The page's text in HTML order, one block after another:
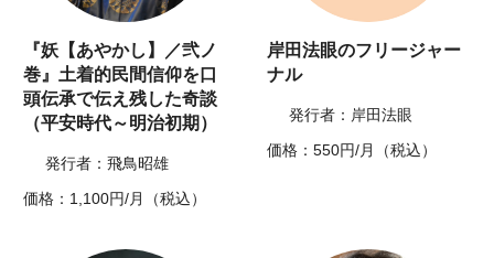
『妖【あやかし】／弐ノ
巻』土着的民間信仰を口
頭伝承で伝え残した奇談
（平安時代～明治初期）
発行者：飛鳥昭雄
価格：1,100円/月（税込）
岸田法眼のフリージャー
ナル
発行者：岸田法眼
価格：550円/月（税込）